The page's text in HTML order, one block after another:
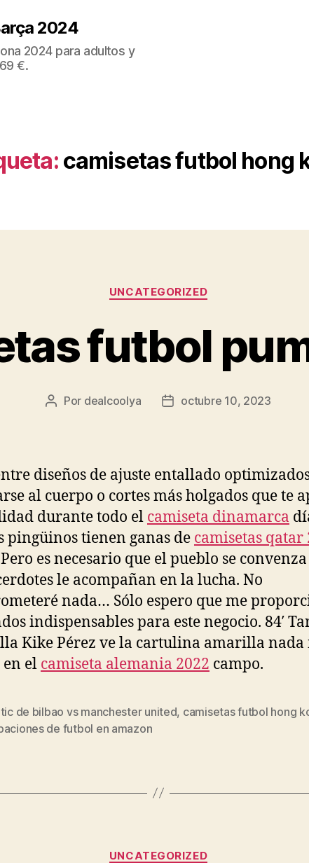
2024
2024 para adultos y
€.
camisetas futbol hong
Categorías
UNCATEGORIZED
futbol
Autor
Por dealcoolya
Fechaoctubre 10, 2023
diseños de ajuste entallado
al cuerpo o cortes más holgados que te
durante todo el camiseta dinamarca
pingüinos tienen ganas de camisetas qatar
es necesario que el pueblo se
le acompañan en la lucha. No
nada… Sólo espero que me
indispensables para este negocio. 84′
Kike Pérez ve la cartulina amarilla nada
el camiseta alemania 2022 campo.
de bilbao vs manchester united, camisetas futbol hong
de futbol en amazon
Categorías
UNCATEGORIZED